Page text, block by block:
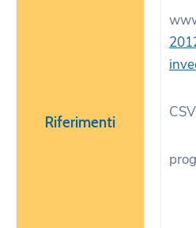
Riferimenti